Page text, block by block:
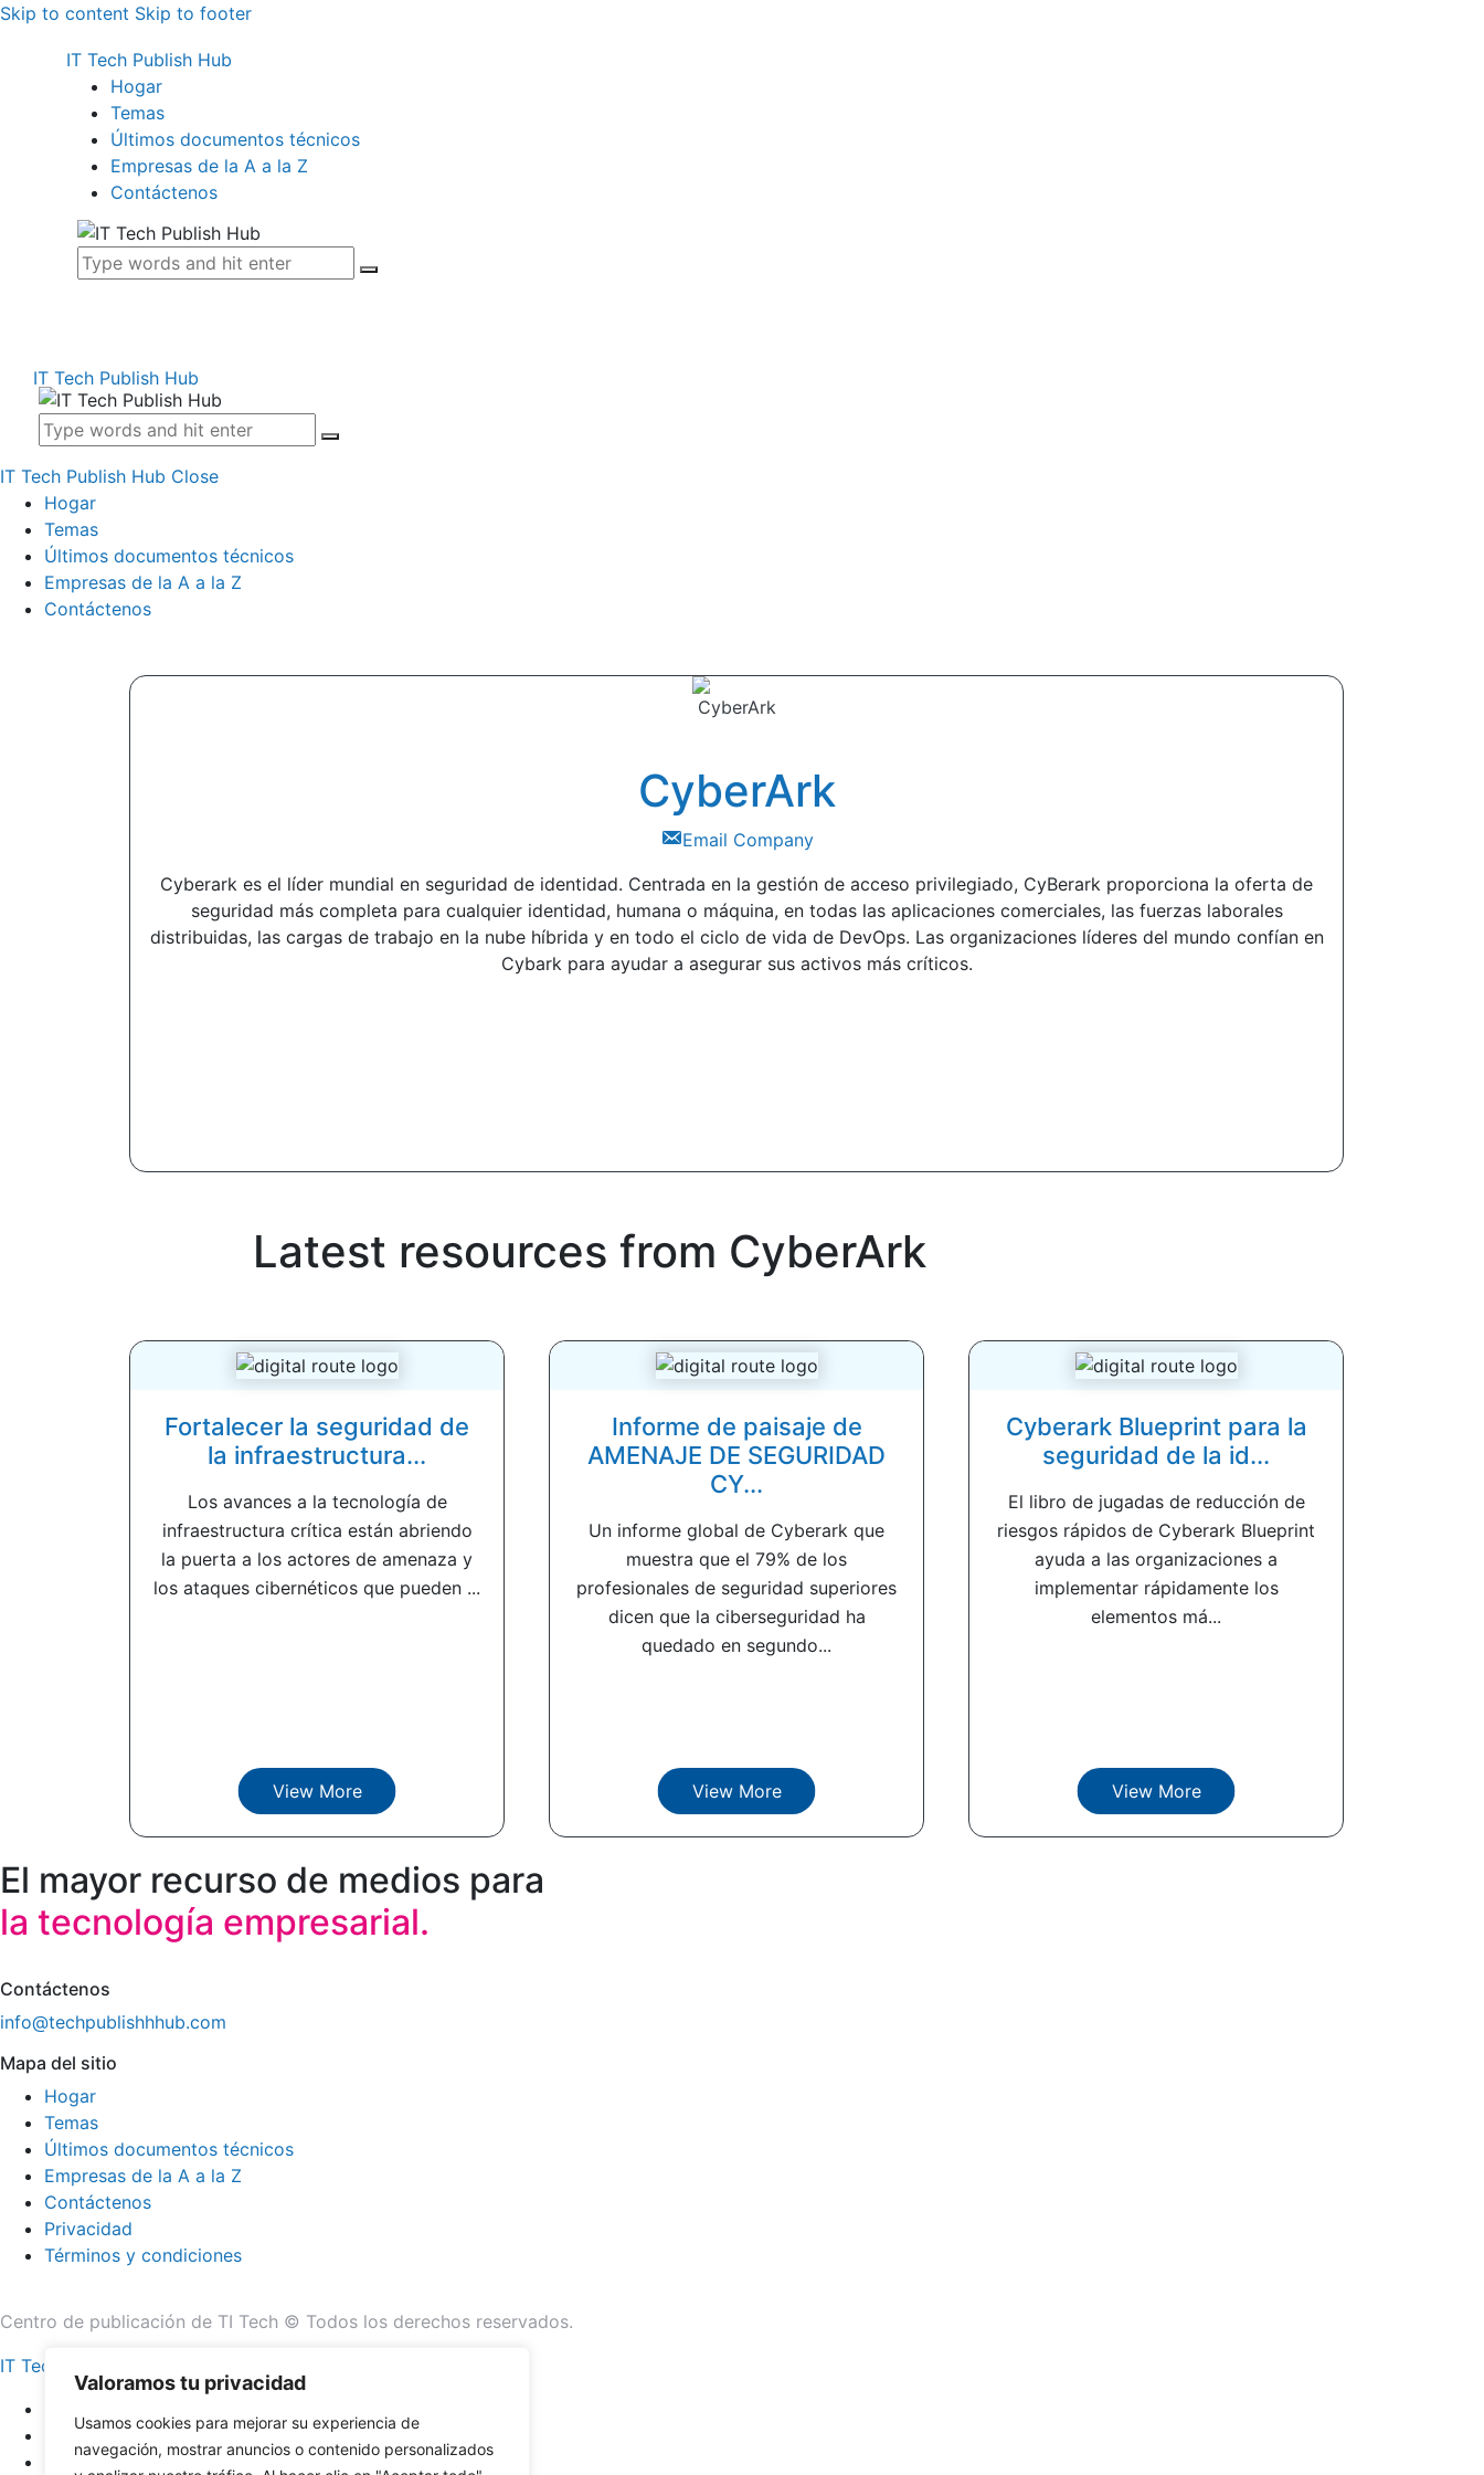
Valoramos tu privacidad
Usamos cookies para mejorar su experiencia de
navegación, mostrar anuncios o contenido personalizados
Skip to content Skip to footer
IT Tech Publish Hub
Hogar
Temas
Últimos documentos técnicos
Empresas de la A a la Z
Contáctenos
IT Tech Publish Hub
IT Tech Publish Hub Close
Hogar
Temas
Últimos documentos técnicos
Empresas de la A a la Z
Contáctenos
CyberArk
Email Company
Cyberark es el líder mundial en seguridad de identidad. Centrada en la gestión de acceso privilegiado, CyBerark proporciona la oferta de
seguridad más completa para cualquier identidad, humana o máquina, en todas las aplicaciones comerciales, las fuerzas laborales
distribuidas, las cargas de trabajo en la nube híbrida y en todo el ciclo de vida de DevOps. Las organizaciones líderes del mundo confían en
Cybark para ayudar a asegurar sus activos más críticos.
Latest resources from CyberArk
Fortalecer la seguridad de
la infraestructura...
Los avances a la tecnología de
infraestructura crítica están abriendo
la puerta a los actores de amenaza y
los ataques cibernéticos que pueden ...
View More
Informe de paisaje de
AMENAJE DE SEGURIDAD
CY...
Un informe global de Cyberark que
muestra que el 79% de los
profesionales de seguridad superiores
dicen que la ciberseguridad ha
quedado en segundo...
View More
Cyberark Blueprint para la
seguridad de la id...
El libro de jugadas de reducción de
riesgos rápidos de Cyberark Blueprint
ayuda a las organizaciones a
implementar rápidamente los
elementos má...
View More
El mayor recurso de medios para
la tecnología empresarial.
Contáctenos
info@techpublishhhub.com
Mapa del sitio
Hogar
Temas
Últimos documentos técnicos
Empresas de la A a la Z
Contáctenos
Privacidad
Términos y condiciones
Centro de publicación de TI Tech © Todos los derechos reservados.
IT Tech Publish Hub
Temas
Últimos documentos técnicos